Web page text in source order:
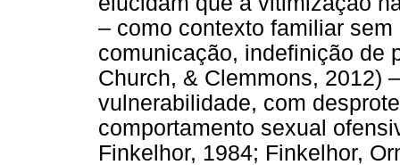
– como contexto familiar
comunicação, indefinição de
Church, & Clemmons, 2012)
vulnerabilidade, com
comportamento sexual
Finkelhor, 1984; Finkelhor,